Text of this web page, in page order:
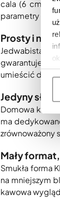
cala (6 cm) z
parametry
Prosty i
Jedwabista
gwarantuje
umieścić
Jedyny
Domowa kawa
ma
zrównoważony
Mały
Smukła forma
na mniejszym
kawowa